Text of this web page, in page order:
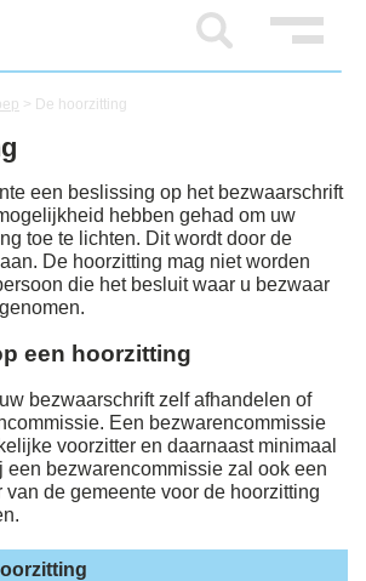
> De hoorzitting
een beslissing op het bezwaarschrift
hebben gehad om uw
toe te lichten. Dit wordt door de
De hoorzitting mag niet worden
die het besluit waar u bezwaar
een hoorzitting
bezwaarschrift zelf afhandelen of
Een bezwarencommissie
voorzitter en daarnaast minimaal
een bezwarencommissie zal ook een
de gemeente voor de hoorzitting